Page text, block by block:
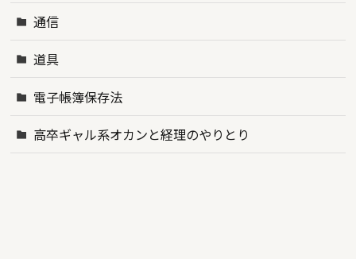
通信
道具
電子帳簿保存法
高卒ギャル系オカンと経理のやりとり